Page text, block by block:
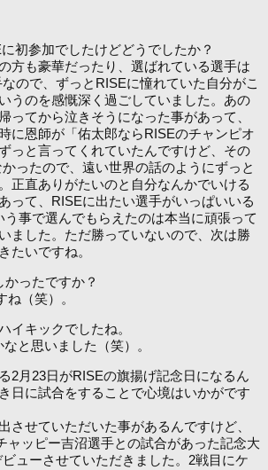
参加でしたけどどうでしたか？
方も豪華だったり、選ばれている選手は
ので、ずっとRISEに憧れていた自分がこ
うのを感慨深く過ごしていました。あの
ってから泣きそうになった事があって、
に恩師が「佑太郎ならRISEのチャンピオ
っと言ってくれていたんですけど、その
ったので、遠い世界の話のようにずっと
正直ありがたいのと自分なんかでいける
って、RISEに出たい選手がいっぱいいる
事で選んでもらえたのは本当に頑張って
ました。ただ勝っていないので、次は勝
たいですね。
ったですか？
（笑）。
キックでしたね。
と思いました（笑）。
23日がRISEの旗揚げ記念日になるん
日に試合をすることで心境はいかがです
せていただいた事があるんですけど、
ャッピー吉沼選手との試合があった記念大
ューさせていただきました。2戦目にケ